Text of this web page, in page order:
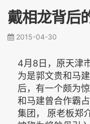
戴相龙背后
2015-04-30
4月8日，原天津
为是郭文贵和马
后，有一个颇为
和马建曾合作霸
集团， 原老板郑